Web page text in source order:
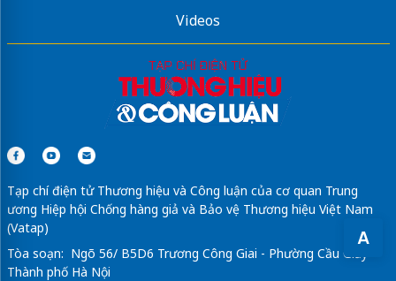
A
Videos
Tạp chí điện tử Thương hiệu và Công luận của cơ quan Trung
ương Hiệp hội Chống hàng giả và Bảo vệ Thương hiệu Việt Nam
(Vatap)
Tòa soạn: Ngõ 56/ B5D6 Trương Công Giai - Phường Cầu Giấy -
Thành phố Hà Nội